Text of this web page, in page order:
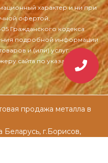
продажа металла в
г.Борисов,